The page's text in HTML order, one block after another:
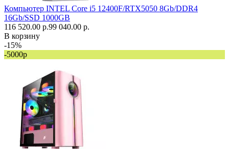
Компьютер INTEL Core i5 12400F/RTX5050 8Gb/DDR4
16Gb/SSD 1000GB
116 520.00 р.99 040.00 р.
В корзину
-15%
-5000р